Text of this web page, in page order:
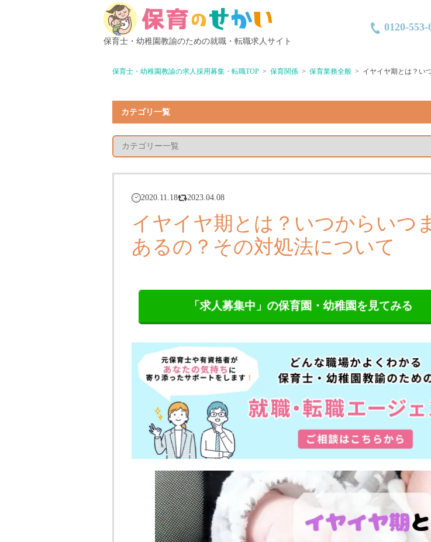
保育士・幼稚園教諭のための就職・転職求人サイト
0120-553-
保育士・幼稚園教諭の求人採用募集・転職TOP 保育関係 保育業務全般 イヤイヤ期とは？い
カテゴリ一覧
2020.11.18 2023.04.08
イヤイヤ期とは？いつからいつ
あるの？その対処法について
「求人募集中」の保育園・幼稚園を見てみる